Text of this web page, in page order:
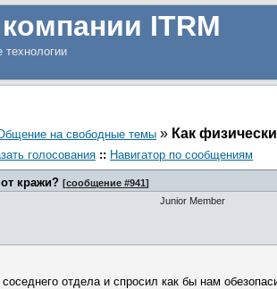
ITRM
на свободные темы » Как
голосования :: Навигатор по сообщениям
кражи? [сообщение #941]
Junior Member
отдела и спросил как бы нам